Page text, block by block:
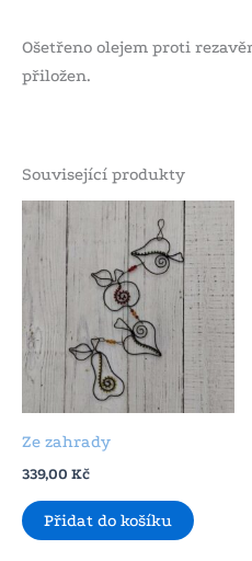
Ošetřeno olejem proti
přiložen.
Související produkty
Ze zahrady
339,00 Kč
Přidat do košíku